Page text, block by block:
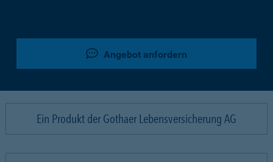
Angebot anfordern
Ein Produkt der Gothaer Lebensversicherung AG